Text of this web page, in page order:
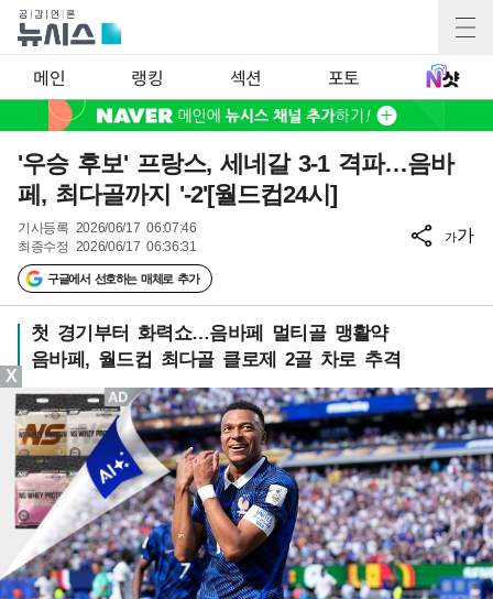
메인 랭킹 섹션 포토
'우승 후보' 프랑스, 세네갈 3-1 격파…음바
페, 최다골까지 '-2'[월드컵24시]
기사등록 2026/06/17 06:07:46
최종수정 2026/06/17 06:36:31
구글에서 선호하는 매체로 추가
가가
첫 경기부터 화력쇼…음바페 멀티골 맹활약
음바페, 월드컵 최다골 클로제 2골 차로 추격
X